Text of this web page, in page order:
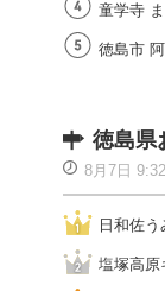
童学寺
徳島市
徳島県
8月7日
日和佐
塩塚高原